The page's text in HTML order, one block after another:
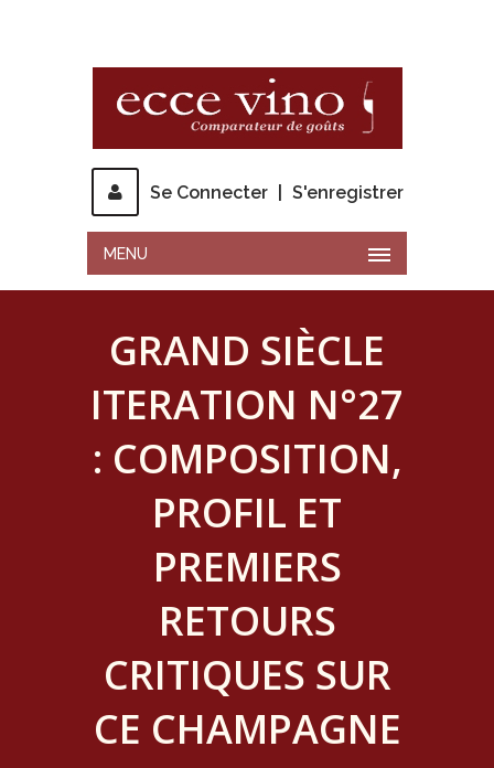
Se Connecter S'enregistrer
MENU
GRAND SIÈCLE
ITERATION N°27
: COMPOSITION,
PROFIL ET
PREMIERS
RETOURS
CRITIQUES SUR
CE CHAMPAGNE